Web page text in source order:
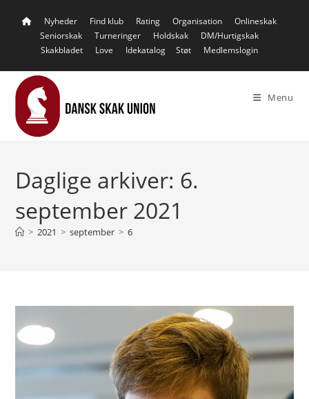
Nyheder Find klub Rating Organisation
Onlineskak
Seniorskak
Turneringer Holdskak
DM/Hurtigskak
Skakbladet
Love Idekatalog Støt Medlemslogin
Menu
Daglige arkiver: 6.
september 2021
> 2021 > september > 6